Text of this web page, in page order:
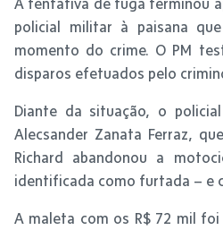
policial militar à paisana
momento do crime. O PM
disparos efetuados pelo
Diante da situação, o
Alecsander Zanata Ferraz,
Richard abandonou a
identificada como furtada – e
A maleta com os R$ 72 mil